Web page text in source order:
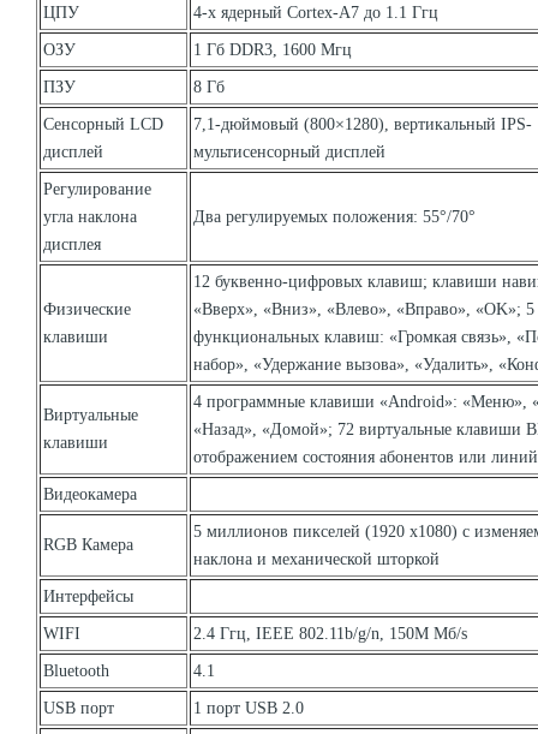
ЦПУ 4-х ядерный Cortex-A7 до 1.1 Ггц
ОЗУ 1 Гб DDR3, 1600 Мгц
ПЗУ 8 Гб
Сенсорный LCD
дисплей
7,1-дюймовый (800×1280), вертикальный IPS-
мультисенсорный дисплей
Регулирование
угла наклона
дисплея
Два регулируемых положения: 55°/70°
Физические
клавиши
12 буквенно-цифровых клавиш; клавиши
«Вверх», «Вниз», «Влево», «Вправо», «OK»; 5
функциональных клавиш: «Громкая связь»,
набор», «Удержание вызова», «Удалить»,
Виртуальные
клавиши
4 программные клавиши «Android»: «Меню»,
«Назад», «Домой»; 72 виртуальные клавиши
отображением состояния абонентов или линий
Видеокамера
RGB Камера
5 миллионов пикселей (1920 x1080) с
наклона и механической шторкой
Интерфейсы
WIFI 2.4 Ггц, IEEE 802.11b/g/n, 150M Мб/s
Bluetooth 4.1
USB порт 1 порт USB 2.0